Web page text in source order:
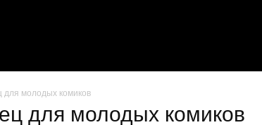
для молодых комиков
для молодых комиков